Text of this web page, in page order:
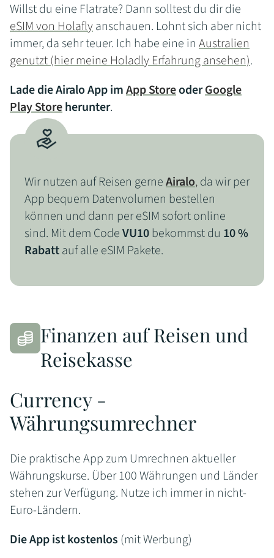
Willst du eine Flatrate? Dann solltest du dir die
eSIM von Holaflyanschauen. Lohnt sich aber nicht
immer, da sehr teuer. Ich habe eine in Australien
genutzt (hier meine Holadly Erfahrung ansehen).
Lade die Airalo App imApp StoreoderGoogle
Play Storeherunter.
Wir nutzen auf Reisen gerneAiralo,da wir per
App bequem Datenvolumen bestellen
können und dann per eSIM sofort online
sind. Mit dem CodeVU10bekommst du 10 %
Rabattauf alle eSIM Pakete.
Finanzen auf Reisen und
Reisekasse
Currency -
Währungsumrechner
Die praktische App zum Umrechnen aktueller
Währungskurse. Über 100 Währungen und Länder
stehen zur Verfügung. Nutze ich immer in nicht-
Euro-Ländern.
Die App ist kostenlos (mit Werbung)